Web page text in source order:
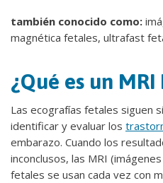
también conocido como:
magnética fetales, ultrafast
¿Qué es un MRI
Las ecografías fetales siguen
identificar y evaluar los
embarazo. Cuando los
inconclusos, las MRI
fetales se usan cada vez con